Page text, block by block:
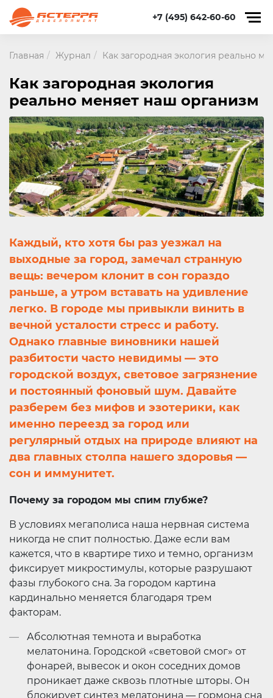
+7 (495) 642-60-60
Главная Журнал Как загородная экология реально
Как загородная экология
реально меняет наш организм
Каждый, кто хотя бы раз уезжал на
выходные за город, замечал странную
вещь: вечером клонит в сон гораздо
раньше, а утром вставать на удивление
легко. В городе мы привыкли винить в
вечной усталости стресс и работу.
Однако главные виновники нашей
разбитости часто невидимы — это
городской воздух, световое загрязнение
и постоянный фоновый шум. Давайте
разберем без мифов и эзотерики, как
именно переезд за город или
регулярный отдых на природе влияют на
два главных столпа нашего здоровья —
сон и иммунитет.
Почему за городом мы спим глубже?
В условиях мегаполиса наша нервная система
никогда не спит полностью. Даже если вам
кажется, что в квартире тихо и темно, организм
фиксирует микростимулы, которые разрушают
фазы глубокого сна. За городом картина
кардинально меняется благодаря трем
факторам.
Абсолютная темнота и выработка
мелатонина. Городской «световой смог» от
фонарей, вывесок и окон соседних домов
проникает даже сквозь плотные шторы. Он
блокирует синтез мелатонина — гормона сна